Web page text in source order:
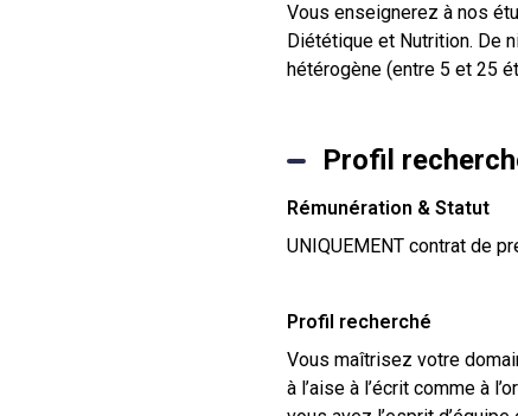
Vous enseignerez à nos
Diététique et Nutrition. De
hétérogène (entre 5 et 25
Profil
Rémunération & Statut
UNIQUEMENT contrat de
Profil recherché
Vous maîtrisez votre
à l’aise à l’écrit comme à